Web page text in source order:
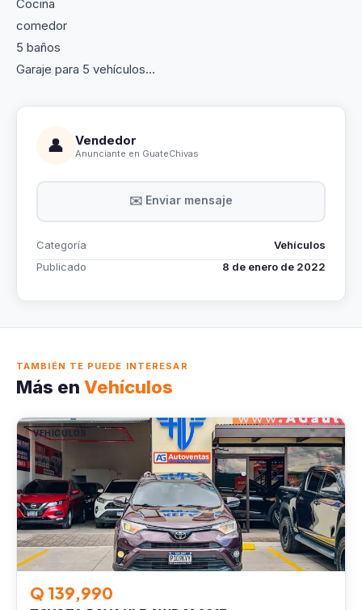
Cocina
comedor
5 baños
Garaje para 5 vehículos...
👤 Vendedor
Anunciante en GuateChivas
✉️ Enviar mensaje
Categoría
Vehículos
Publicado
8 de enero de 2022
TAMBIÉN TE PUEDE INTERESAR
Más en Vehículos
VEHÍCULOS
Q 139,990